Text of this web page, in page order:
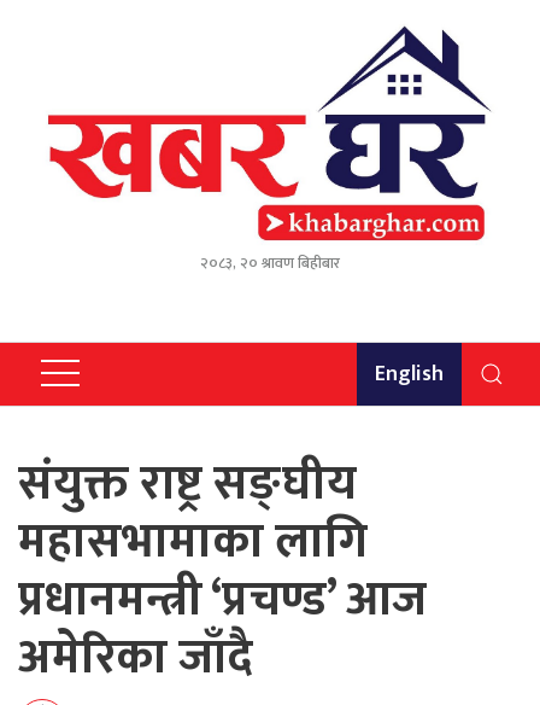
२०८३, २० श्रावण बिहीबार
English
संयुक्त राष्ट्र सङ्घीय
महासभामाका लागि
प्रधानमन्त्री ‘प्रचण्ड’ आज
अमेरिका जाँदै